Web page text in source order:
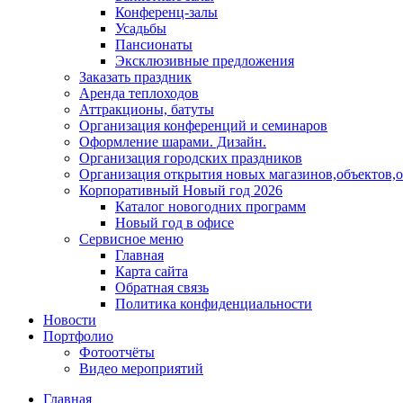
Конференц-залы
Усадьбы
Пансионаты
Эксклюзивные предложения
Заказать праздник
Аренда теплоходов
Аттракционы, батуты
Организация конференций и семинаров
Оформление шарами. Дизайн.
Организация городских праздников
Организация открытия новых
Корпоративный Новый год 2026
Каталог новогодних программ
Новый год в офисе
Сервисное меню
Главная
Карта сайта
Обратная связь
Политика конфиденциальности
Новости
Портфолио
Фотоотчёты
Видео мероприятий
Главная